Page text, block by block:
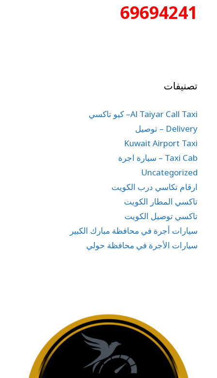
69694241
تصنيفات
Al Taiyar Call Taxi– كيو تاكسي
Delivery – توصيل
Kuwait Airport Taxi
Taxi Cab – سيارة اجرة
Uncategorized
ارقام تكاسي درب الكويت
تاكسي المطار الكويت
تاكسي توصيل الكويت
سيارات أجرة في محافظة مبارك الكبير
سيارات الأجرة في محافظة حولي